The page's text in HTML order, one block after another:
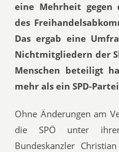
eine Mehrheit gegen
des
Das ergab eine
Nichtmitgliedern der
Menschen beteiligt
mehr als ein SPD-
Ohne Änderungen am
die SPÖ unter
Bundeskanzler